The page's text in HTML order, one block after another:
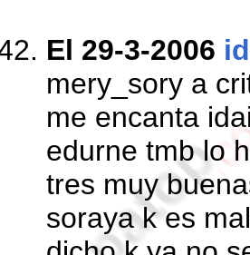
El 29-3-2006
mery_sory a
me encanta
edurne tmb lo
tres muy
soraya k es